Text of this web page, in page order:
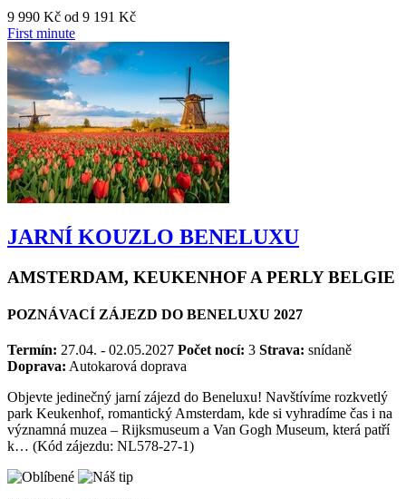
9 990 Kč od 9 191 Kč
First minute
JARNÍ KOUZLO BENELUXU
AMSTERDAM, KEUKENHOF A PERLY BELGIE
POZNÁVACÍ ZÁJEZD DO BENELUXU 2027
Termín: 27.04. - 02.05.2027 Počet nocí: 3 Strava: snídaně
Doprava: Autokarová doprava
Objevte jedinečný jarní zájezd do Beneluxu! Navštívíme rozkvetlý
park Keukenhof, romantický Amsterdam, kde si vyhradíme čas i na
významná muzea – Rijksmuseum a Van Gogh Museum, která patří
k… (Kód zájezdu: NL578-27-1)